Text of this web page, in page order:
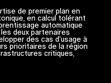
de premier plan en
en calcul tolérant
automatique
les deux partenaires
des cas d’usage à
prioritaires de la région
critiques,